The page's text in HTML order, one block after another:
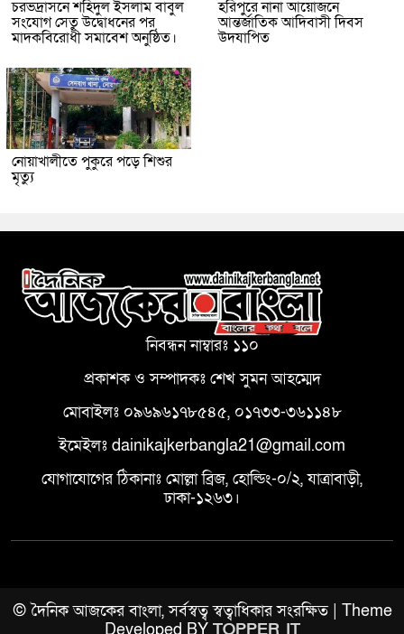
চরভদ্রাসনে শহিদুল ইসলাম বাবুল
সংযোগ সেতু উদ্বোধনের পর
মাদকবিরোধী সমাবেশ অনুষ্ঠিত।
হরিপুরে নানা আয়োজনে
আন্তর্জাতিক আদিবাসী দিবস
উদযাপিত
নোয়াখালীতে পুকুরে পড়ে শিশুর
মৃত্যু
নিবন্ধন নাম্বারঃ ১১০
প্রকাশক ও সম্পাদকঃ শেখ সুমন আহম্মেদ
মোবাইলঃ ০৯৬৯৬১৭৮৫৪৫, ০১৭৩৩-৩৬১১৪৮
ইমেইলঃ dainikajkerbangla21@gmail.com
যোগাযোগের ঠিকানাঃ মোল্লা ব্রিজ, হোল্ডিং-০/২, যাত্রাবাড়ী,
ঢাকা-১২৬৩।
© দৈনিক আজকের বাংলা, সর্বস্বত্ব স্বত্বাধিকার সংরক্ষিত | Theme
Developed BY TOPPER IT